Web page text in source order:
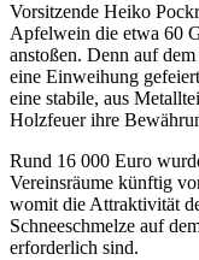
Vorsitzende Heiko
Apfelwein die etwa 60
anstoßen. Denn auf
eine Einweihung
eine stabile, aus
Holzfeuer ihre
Rund 16 000 Euro
Vereinsräume künftig
womit die Attraktivität
Schneeschmelze auf
erforderlich sind.